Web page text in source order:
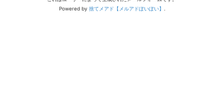
Powered by 捨てメアド【メルアドぽいぽい】